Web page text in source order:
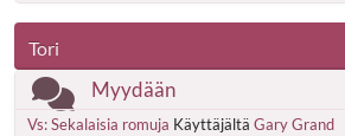
Tori
Myydään
Vs: Sekalaisia romuja Käyttäjältä Gary Grand